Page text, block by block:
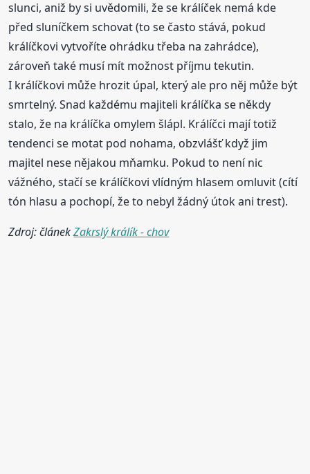
slunci, aniž by si uvědomili, že se králíček nemá kde
před sluníčkem schovat (to se často stává, pokud
králíčkovi vytvoříte ohrádku třeba na zahrádce),
zároveň také musí mít možnost příjmu tekutin.
I králíčkovi může hrozit úpal, který ale pro něj může být
smrtelný. Snad každému majiteli králíčka se někdy
stalo, že na králíčka omylem šlápl. Králíčci mají totiž
tendenci se motat pod nohama, obzvlášť když jim
majitel nese nějakou mňamku. Pokud to není nic
vážného, stačí se králíčkovi vlídným hlasem omluvit (cítí
tón hlasu a pochopí, že to nebyl žádný útok ani trest).
Zdroj: článekZakrslý králík - chov